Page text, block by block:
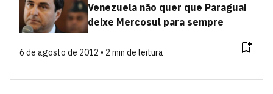
Venezuela não quer que Paraguai
deixe Mercosul para sempre
6 de agosto de 2012 • 2 min de leitura